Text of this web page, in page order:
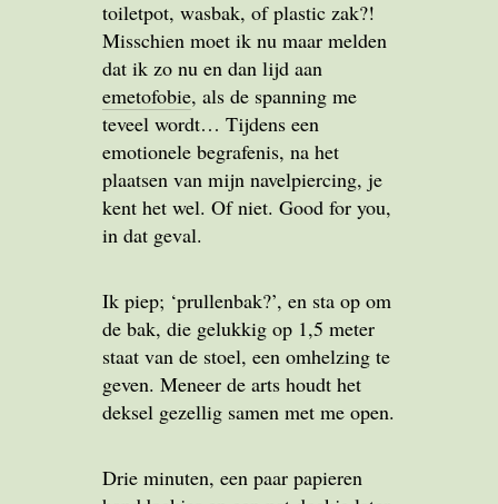
toiletpot, wasbak, of plastic zak?!
Misschien moet ik nu maar melden
dat ik zo nu en dan lijd aan
emetofobie, als de spanning me
teveel wordt… Tijdens een
emotionele begrafenis, na het
plaatsen van mijn navelpiercing, je
kent het wel. Of niet. Good for you,
in dat geval.
Ik piep; ‘prullenbak?’, en sta op om
de bak, die gelukkig op 1,5 meter
staat van de stoel, een omhelzing te
geven. Meneer de arts houdt het
deksel gezellig samen met me open.
Drie minuten, een paar papieren